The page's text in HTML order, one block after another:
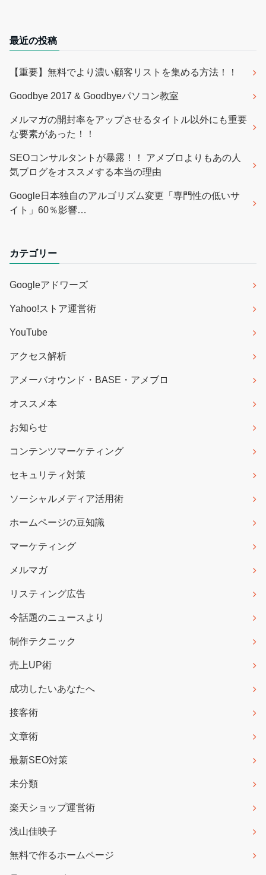
最近の投稿
【重要】無料でより濃い顧客リストを集める方法！！
Goodbye 2017 & Goodbyeパソコン教室
メルマガの開封率をアップさせるタイトル以外にも重要
な要素があった！！
SEOコンサルタントが暴露！！ アメブロよりもあの人
気ブログをオススメする本当の理由
Google日本独自のアルゴリズム変更「専門性の低いサ
イト」60％影響…
カテゴリー
Googleアドワーズ
Yahoo!ストア運営術
YouTube
アクセス解析
アメーバオウンド・BASE・アメブロ
オススメ本
お知らせ
コンテンツマーケティング
セキュリティ対策
ソーシャルメディア活用術
ホームページの豆知識
マーケティング
メルマガ
リスティング広告
今話題のニュースより
制作テクニック
売上UP術
成功したいあなたへ
接客術
文章術
最新SEO対策
未分類
楽天ショップ運営術
浅山佳映子
無料で作るホームページ